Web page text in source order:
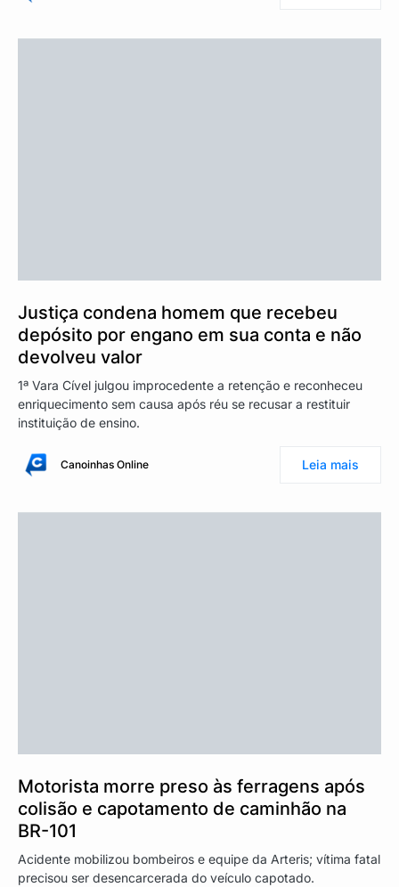
Justiça condena homem que recebeu
depósito por engano em sua conta e não
devolveu valor
1ª Vara Cível julgou improcedente a retenção e reconheceu
enriquecimento sem causa após réu se recusar a restituir
instituição de ensino.
Canoinhas Online Leia mais
Motorista morre preso às ferragens após
colisão e capotamento de caminhão na
BR-101
Acidente mobilizou bombeiros e equipe da Arteris; vítima fatal
precisou ser desencarcerada do veículo capotado.